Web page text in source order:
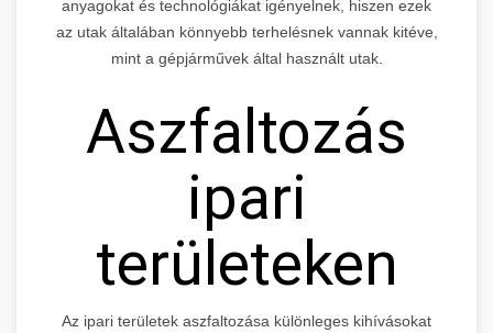
anyagokat és technológiákat igényelnek, hiszen ezek
az utak általában könnyebb terhelésnek vannak kitéve,
mint a gépjárművek által használt utak.
Aszfaltozás
ipari
területeken
Az ipari területek aszfaltozása különleges kihívásokat